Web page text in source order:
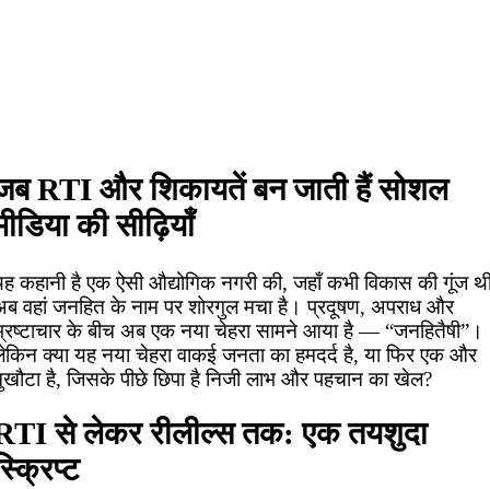
RTI और शिकायतें बन जाती हैं सोशल
की सीढ़ियाँ
कहानी है एक ऐसी औद्योगिक नगरी की, जहाँ कभी विकास की गूंज
वहां जनहित के नाम पर शोरगुल मचा है। प्रदूषण, अपराध और
के बीच अब एक नया चेहरा सामने आया है — “जनहितैषी”।
क्या यह नया चेहरा वाकई जनता का हमदर्द है, या फिर एक और
है, जिसके पीछे छिपा है निजी लाभ और पहचान का खेल?
से लेकर रीलील्स तक: एक तयशुदा